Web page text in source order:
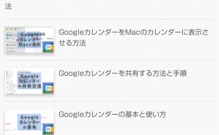
法
GoogleカレンダーをMacのカレンダーに表示さ
せる方法
Googleカレンダーを共有する方法と手順
Googleカレンダーの基本と使い方